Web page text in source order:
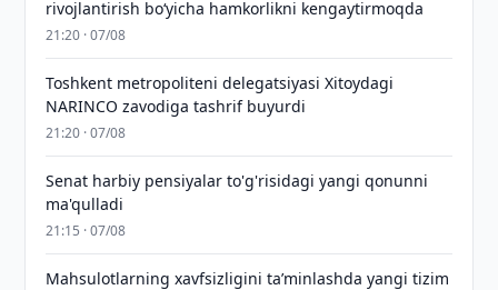
rivojlantirish boʻyicha hamkorlikni kengaytirmoqda
21:20 · 07/08
Toshkent metropoliteni delegatsiyasi Xitoydagi
NARINCO zavodiga tashrif buyurdi
21:20 · 07/08
Senat harbiy pensiyalar to'g'risidagi yangi qonunni
ma'qulladi
21:15 · 07/08
Mahsulotlarning xavfsizligini taʼminlashda yangi tizim